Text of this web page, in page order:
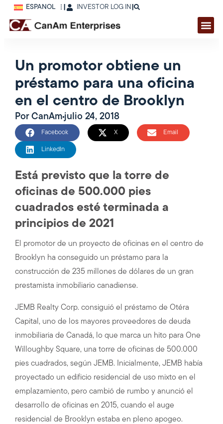
ESPAÑOL INVESTOR LOG IN |
Un promotor obtiene un
préstamo para una oficina
en el centro de Brooklyn
PorCanAmjulio 24, 2018
Facebook X Email
LinkedIn
Está previsto que la torre de
oficinas de 500.000 pies
cuadrados esté terminada a
principios de 2021
El promotor de un proyecto de oficinas en el centro de
Brooklyn ha conseguido un préstamo para la
construcción de 235 millones de dólares de un gran
prestamista inmobiliario canadiense.
JEMB Realty Corp. consiguió el préstamo de Otéra
Capital, uno de los mayores proveedores de deuda
inmobiliaria de Canadá, lo que marca un hito para One
Willoughby Square, una torre de oficinas de 500.000
pies cuadrados, según JEMB. Inicialmente, JEMB había
proyectado un edificio residencial de uso mixto en el
emplazamiento, pero cambió de rumbo y anunció el
desarrollo de oficinas en 2015, cuando el auge
residencial de Brooklyn estaba en pleno apogeo.